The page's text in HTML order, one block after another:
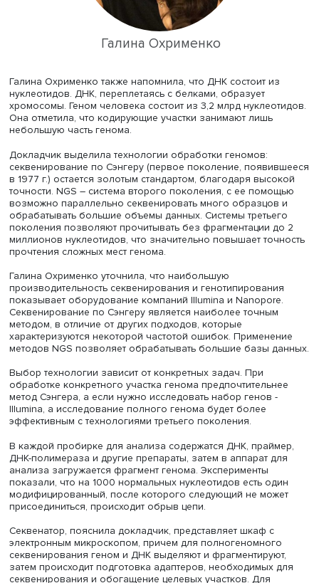
Галина Охрименко
Галина Охрименко также напомнила, что ДНК состоит
нуклеотидов. ДНК, переплетаясь с белками, образует
хромосомы. Геном человека состоит из 3,2 млрд
Она отметила, что кодирующие участки занимают лишь
небольшую часть генома.
Докладчик выделила технологии обработки геномов:
секвенирование по Сэнгеру (первое поколение,
в 1977 г.) остается золотым стандартом, благодаря
точности. NGS – система второго поколения, с ее
возможно параллельно секвенировать много
обрабатывать большие объемы данных. Системы
поколения позволяют прочитывать без фрагментации
прочтения сложных мест генома.
Галина Охрименко уточнила, что наибольшую
производительность секвенирования и
показывает оборудование компаний Illumina и
методом, в отличие от других подходов, которые
характеризуются некоторой частотой ошибок.
методов NGS позволяет обрабатывать большие базы